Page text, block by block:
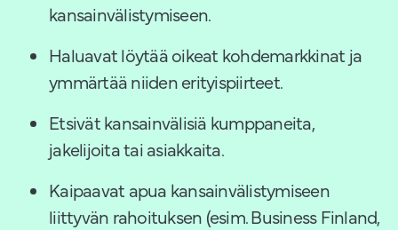
kansainvälistymiseen.
Haluavat löytää oikeat kohdemarkkinat ja
ymmärtää niiden erityispiirteet.
Etsivät kansainvälisiä kumppaneita,
jakelijoita tai asiakkaita.
Kaipaavat apua kansainvälistymiseen
liittyvän rahoituksen (esim. Business Finland,